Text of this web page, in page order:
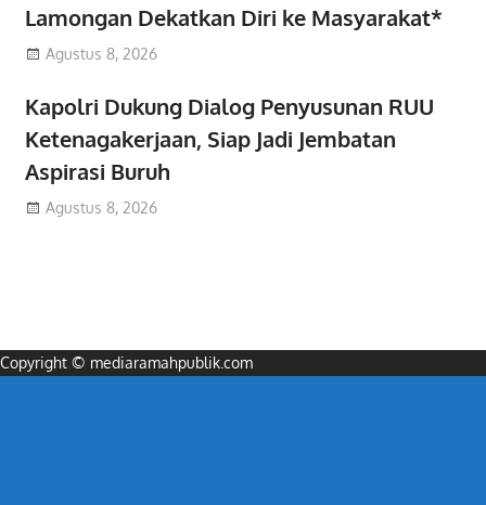
Lamongan Dekatkan Diri ke Masyarakat*
Agustus 8, 2026
Kapolri Dukung Dialog Penyusunan RUU
Ketenagakerjaan, Siap Jadi Jembatan
Aspirasi Buruh
Agustus 8, 2026
Copyright © mediaramahpublik.com